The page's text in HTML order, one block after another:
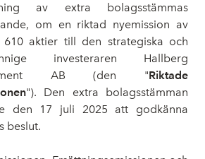
av extra bolagsstämmas
om en riktad nyemission av
610 aktier till den strategiska och
investeraren Hallberg
AB (den "Riktade
"). Den extra bolagsstämman
den 17 juli 2025 att godkänna
beslut.